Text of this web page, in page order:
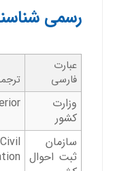
رسمی
عبارت
فارسی
وزارت
کشور
سازمان
ثبت احوال